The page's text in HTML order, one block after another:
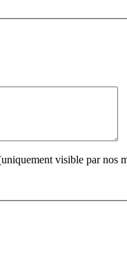
visible par nos